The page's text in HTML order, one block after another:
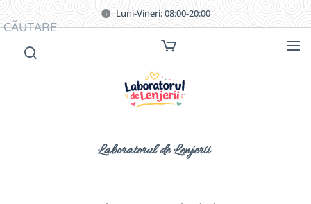
Luni-Vineri: 08:00-20:00
Laboratorul de Lenjerii
CĂUTARE